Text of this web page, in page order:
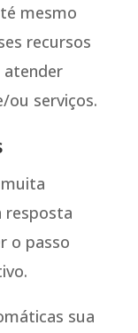
mesmo
recursos
atender
serviços.
resposta
o passo
sua